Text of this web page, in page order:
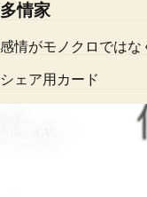
多情家
感情がモノクロではな
シェア用カード